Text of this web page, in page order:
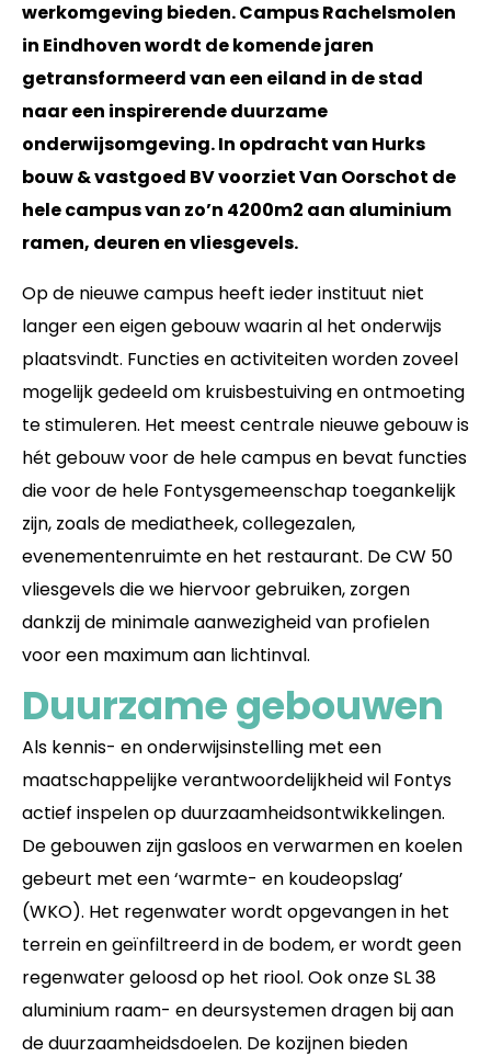
werkomgeving bieden.Campus Rachelsmolen
in Eindhoven wordt de komende jaren
getransformeerd van een eiland in de stad
naar een inspirerende duurzame
onderwijsomgeving. In opdracht van Hurks
bouw & vastgoed BV voorziet Van Oorschot de
hele campus van zo’n 4200m2 aan aluminium
ramen, deuren en vliesgevels.
Op de nieuwe campus heeft ieder instituut niet
langer een eigen gebouw waarin al het onderwijs
plaatsvindt. Functies en activiteiten worden zoveel
mogelijk gedeeld om kruisbestuiving en ontmoeting
te stimuleren. Het meest centrale nieuwe gebouw is
hét gebouw voor de hele campus en bevat functies
die voor de hele Fontysgemeenschap toegankelijk
zijn, zoals de mediatheek, collegezalen,
evenementenruimte en het restaurant. De CW 50
vliesgevels die we hiervoor gebruiken, zorgen
dankzij de minimale aanwezigheid van profielen
voor een maximum aan lichtinval.
Duurzame gebouwen
Als kennis- en onderwijsinstelling met een
maatschappelijke verantwoordelijkheid wil Fontys
actief inspelen op duurzaamheidsontwikkelingen.
De gebouwen zijn gasloos en verwarmen en koelen
gebeurt met een ‘warmte- en koudeopslag’
(WKO). Het regenwater wordt opgevangen in het
terrein en geïnfiltreerd in de bodem, er wordt geen
regenwater geloosd op het riool. Ook onze SL 38
aluminium raam- en deursystemen dragen bij aan
de duurzaamheidsdoelen. De kozijnen bieden